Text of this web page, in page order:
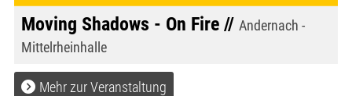
Moving Shadows - On Fire // Andernach -
Mittelrheinhalle
Mehr zur Veranstaltung